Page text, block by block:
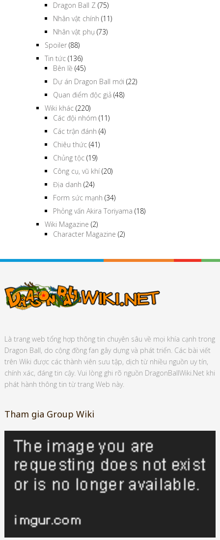
Dragon Ball Z (75)
Nhân vật chính (11)
Nhân vật phụ (73)
Spoiler (88)
Tin tức (136)
Bên lề (45)
Dự án Dragon Ball mới (22)
Quan điểm độc giả (48)
Wiki khác (220)
Các đội nhóm (11)
Các trận đánh (4)
Chiêu thức (41)
Chủng tộc (19)
Công cụ, vũ khí(20)
Địa danh (24)
Form sức mạnh (34)
Phỏng vấn Akira Toriyama (18)
Wiki Magazine (2)
Character Magazine (2)
Là trang web tổng hợp thông tin chuyên sâu về mọi khía cạnh trong
Dragon Ball, do cộng đồng fan gây dựng và phát triển. Các bài viết
trên Wiki được các thành viên sưu tập, dịch từ nhiều nguồn uy tín,
chính xác, đáng tin cậy. Vui lòng ghi rõ nguồn DragonBallWiki.Net khi
phát hành thông tin từ trang Web này.
Tham gia Group Wiki